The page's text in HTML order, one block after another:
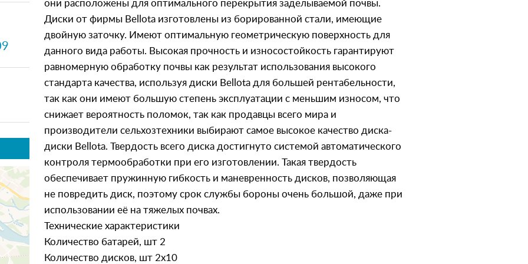
они расположены для оптимального перекрытия заделываемой почвы.
Диски от фирмы Bellota изготовлены из борированной стали, имеющие
двойную заточку. Имеют оптимальную геометрическую поверхность для
данного вида работы. Высокая прочность и износостойкость гарантируют
равномерную обработку почвы как результат использования высокого
стандарта качества, используя диски Bellota для большей рентабельности,
так как они имеют большую степень эксплуатации с меньшим износом, что
снижает вероятность поломок, так как продавцы всего мира и
производители сельхозтехники выбирают самое высокое качество диска-
диски Bellota. Твердость всего диска достигнуто системой автоматического
контроля термообработки при его изготовлении. Такая твердость
обеспечивает пружинную гибкость и маневренность дисков, позволяющая
не повредить диск, поэтому срок службы бороны очень большой, даже при
использовании её на тяжелых почвах.
Технические характеристики
Количество батарей, шт 2
Количество дисков, шт 2х10